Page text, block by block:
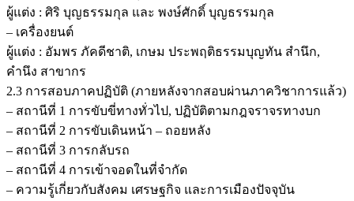
ผู้แต่ง : ศิริ บุญธรรมกุล และ พงษ์ศักดิ์ บุญธรรมกุล
– เครื่องยนต์
ผู้แต่ง : อัมพร ภัคดีชาติ, เกษม ประพฤติธรรมบุญทัน สำนึก,
คำนึง สาขากร
2.3 การสอบภาคปฏิบัติ (ภายหลังจากสอบผ่านภาควิชาการแล้ว)
– สถานีที่ 1 การขับขี่ทางทั่วไป, ปฏิบัติตามกฎจราจรทางบก
– สถานีที่ 2 การขับเดินหน้า – ถอยหลัง
– สถานีที่ 3 การกลับรถ
– สถานีที่ 4 การเข้าจอดในที่จำกัด
– ความรู้เกี่ยวกับสังคม เศรษฐกิจ และการเมืองปัจจุบัน